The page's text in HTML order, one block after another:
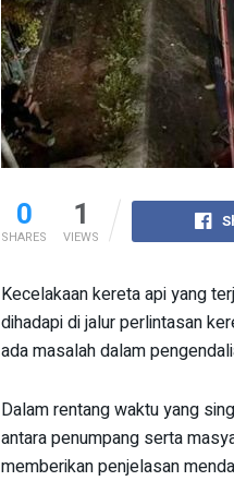
0
SHARES
1
VIEWS
Kecelakaan kereta api yang
dihadapi di jalur perlintasan
ada masalah dalam
Dalam rentang waktu yang
antara penumpang serta
memberikan penjelasan